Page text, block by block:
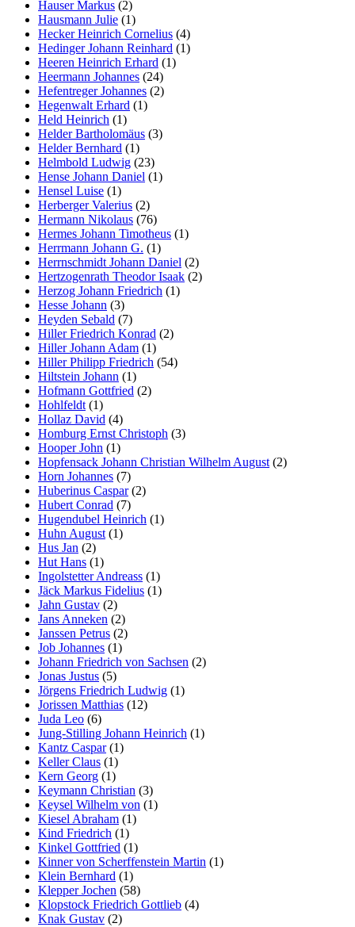
Hauser Markus (2)
Hausmann Julie (1)
Hecker Heinrich Cornelius (4)
Hedinger Johann Reinhard (1)
Heeren Heinrich Erhard (1)
Heermann Johannes (24)
Hefentreger Johannes (2)
Hegenwalt Erhard (1)
Held Heinrich (1)
Helder Bartholomäus (3)
Helder Bernhard (1)
Helmbold Ludwig (23)
Hense Johann Daniel (1)
Hensel Luise (1)
Herberger Valerius (2)
Hermann Nikolaus (76)
Hermes Johann Timotheus (1)
Herrmann Johann G. (1)
Herrnschmidt Johann Daniel (2)
Hertzogenrath Theodor Isaak (2)
Herzog Johann Friedrich (1)
Hesse Johann (3)
Heyden Sebald (7)
Hiller Friedrich Konrad (2)
Hiller Johann Adam (1)
Hiller Philipp Friedrich (54)
Hiltstein Johann (1)
Hofmann Gottfried (2)
Hohlfeldt (1)
Hollaz David (4)
Homburg Ernst Christoph (3)
Hooper John (1)
Hopfensack Johann Christian Wilhelm August (2)
Horn Johannes (7)
Huberinus Caspar(2)
Hubert Conrad (7)
Hugendubel Heinrich (1)
Huhn August (1)
Hus Jan (2)
Hut Hans (1)
Ingolstetter Andreass (1)
Jäck Markus Fidelius (1)
Jahn Gustav (2)
Jans Anneken (2)
Janssen Petrus (2)
Job Johannes (1)
Johann Friedrich von Sachsen (2)
Jonas Justus (5)
Jörgens Friedrich Ludwig (1)
Jorissen Matthias (12)
Juda Leo (6)
Jung-Stilling Johann Heinrich (1)
Kantz Caspar(1)
Keller Claus (1)
Kern Georg (1)
Keymann Christian (3)
Keysel Wilhelm von (1)
Kiesel Abraham (1)
Kind Friedrich (1)
Kinkel Gottfried (1)
Kinner von Scherffenstein Martin (1)
Klein Bernhard (1)
Klepper Jochen (58)
Klopstock Friedrich Gottlieb (4)
Knak Gustav (2)